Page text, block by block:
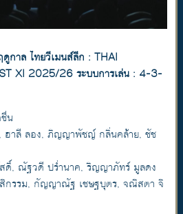
กาล ไทยวีเมนส์ลีก : THAI
XI 2025/26 ระบบการเล่น : 4-3-
น
ฮาลี ลอง, ภิญญาพัชญ์ กลิ่นคล้าย, ชัช
ดิ์, ณัฐวดี ปร่ำนาค, ริญญาภัทร์ มูลดง
กรรม, กัญญาณัฐ เชษฐบุตร, จณิสตา จิ